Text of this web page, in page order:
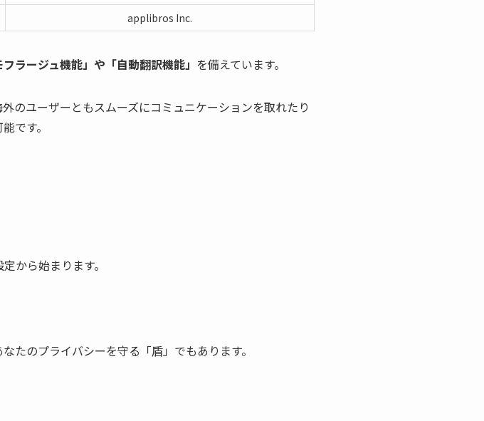
applibros Inc.
フラージュ機能」や「自動翻訳機能」 を備えています。
のユーザーともスムーズにコミュニケーションを取れたり
です。
から始まります。
たのプライバシーを守る「盾」でもあります。